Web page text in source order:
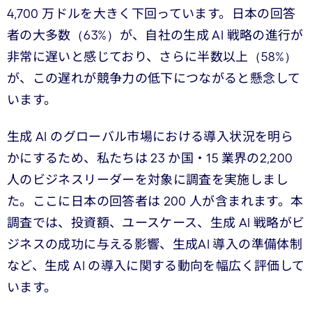
4,700 万ドルを大きく下回っています。日本の回答
者の大多数（63%）が、自社の生成 AI 戦略の進行が
非常に遅いと感じており、さらに半数以上（58%）
が、この遅れが競争力の低下につながると懸念して
います。
生成 AI のグローバル市場における導入状況を明ら
かにするため、私たちは 23 か国・15 業界の2,200
人のビジネスリーダーを対象に調査を実施しまし
た。ここに日本の回答者は 200 人が含まれます。本
調査では、投資額、ユースケース、生成 AI 戦略がビ
ジネスの成功に与える影響、生成AI 導入の準備体制
など、生成 AI の導入に関する動向を幅広く評価して
います。